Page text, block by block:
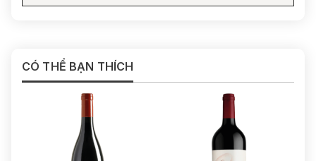
CÓ THỂ BẠN THÍCH